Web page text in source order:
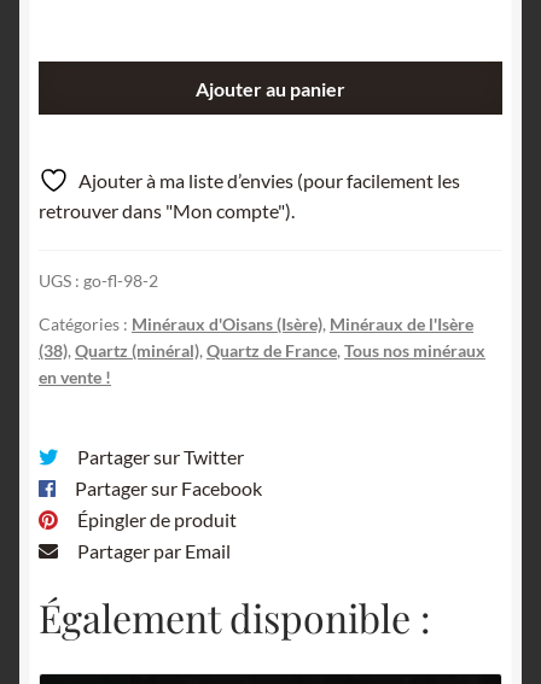
plaque
de
Quartz
âme,
Ornon,
Oulles,
Oisans,
Ajouter au panier
Ajouter à ma liste d’envies (pour facilement les
retrouver dans "Mon compte").
UGS : go-fl-98-2
Catégories : Minéraux d'Oisans (Isère), Minéraux de l'Isère
(38), Quartz (minéral), Quartz de France, Tous nos minéraux
en vente !
Partager sur Twitter
Partager sur Facebook
Épingler de produit
Partager par Email
Également disponible :